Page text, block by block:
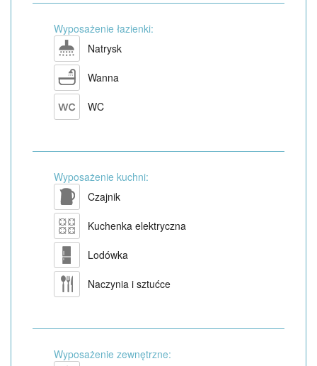
Wyposażenie łazienki:
Natrysk
Wanna
WC
Wyposażenie kuchni:
Czajnik
Kuchenka elektryczna
Lodówka
Naczynia i sztućce
Wyposażenie zewnętrzne: